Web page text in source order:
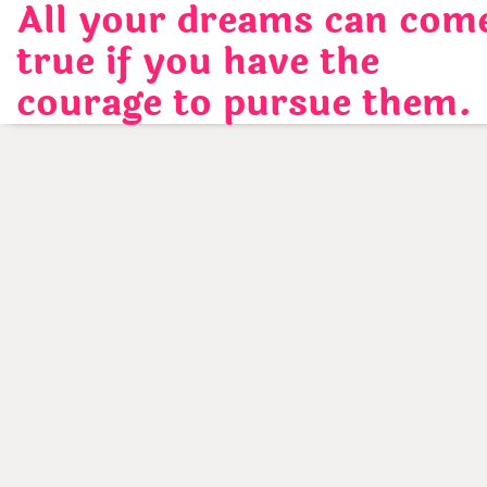
Skip
content
All your dreams can
true if you have the
courage to pursue them.